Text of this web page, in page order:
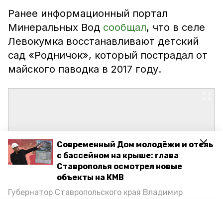
Современный Дом молодёжи и отель
с бассейном на крыше: глава
Ставрополья осмотрел новые
объекты на КМВ
Губернатор Ставропольского края Владимир
Ранее информационный портал
Минеральных Вод сообщал, что в селе
Левокумка восстанавливают детский
сад «Родничок», который пострадал от
майского паводка в 2017 году.